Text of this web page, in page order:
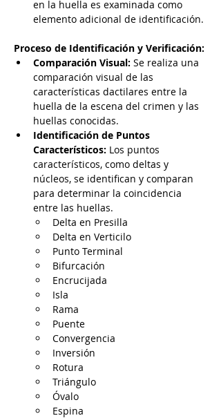
en la huella es examinada como
elemento adicional de identificación.
Proceso de Identificación y Verificación:
Comparación Visual: Se realiza una
comparación visual de las
características dactilares entre la
huella de la escena del crimen y las
huellas conocidas.
Identificación de Puntos
Característicos: Los puntos
característicos, como deltas y
núcleos, se identifican y comparan
para determinar la coincidencia
entre las huellas.
Delta en Presilla
Delta en Verticilo
Punto Terminal
Bifurcación
Encrucijada
Isla
Rama
Puente
Convergencia
Inversión
Rotura
Triángulo
Óvalo
Espina